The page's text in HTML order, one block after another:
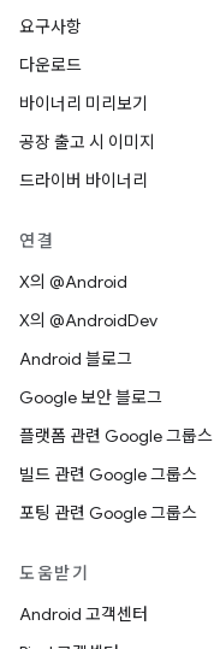
요구사항
다운로드
바이너리 미리보기
공장 출고 시 이미지
드라이버 바이너리
연결
X의 @Android
X의 @AndroidDev
Android 블로그
Google 보안 블로그
플랫폼 관련 Google 그룹스
빌드 관련 Google 그룹스
포팅 관련 Google 그룹스
도움받기
Android 고객센터